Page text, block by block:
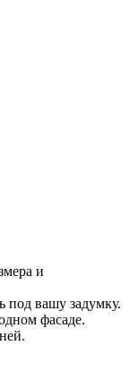
и
под вашу задумку.
фасаде.